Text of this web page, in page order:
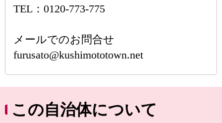
TEL：0120-773-775
メールでのお問合せ
furusato@kushimototown.net
この自治体について